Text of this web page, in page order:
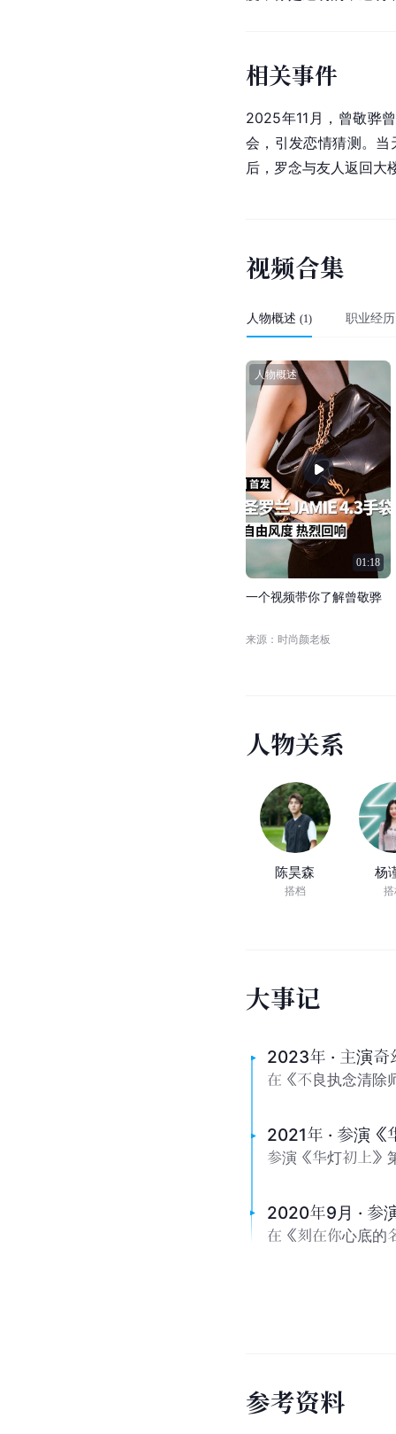
相关事件
2025年11月，曾敬骅
会，引发恋情猜测。
后，罗念与友人返回大
视频合集
人物概述 (1) 职业经历
01:18
人物概述
一个视频带你了解曾敬骅
来源：时尚颜老板
人物关系
陈昊森
搭档
杨
大事记
2023年 · 主演奇
在《不良执念清除
2021年 · 参演《
参演《华灯初上》
2020年9月 · 参
在《刻在你心底的
参考资料